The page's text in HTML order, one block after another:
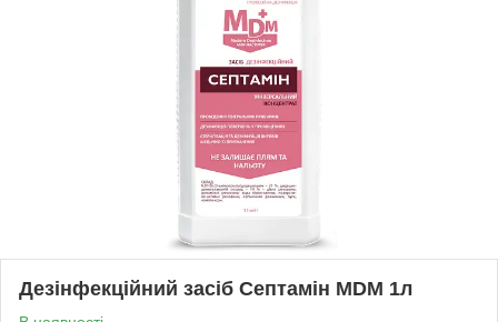
Дезінфекційний засіб Септамін MDM 1л